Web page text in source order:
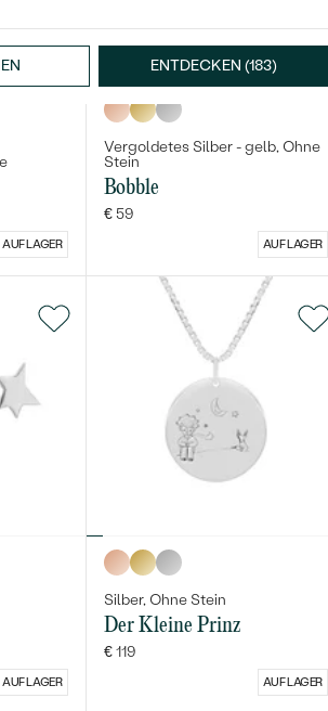
ENTDECKEN (183)
AUF LAGER
Vergoldetes Silber - gelb, Ohne
Stein
Bobble
€ 59
AUF LAGER
AUF LAGER
Silber, Ohne Stein
Der Kleine Prinz
€ 119
AUF LAGER